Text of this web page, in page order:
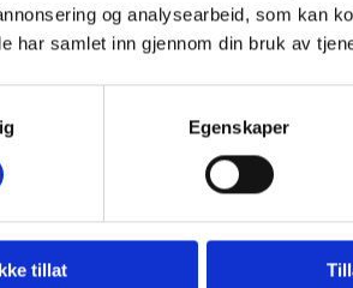
og analysearbeid, som kan
har samlet inn gjennom din bruk av
Egenskaper
tillat